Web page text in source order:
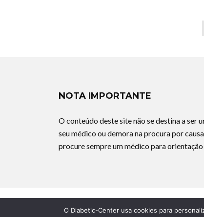
NOTA IMPORTANTE
O conteúdo deste site não se destina a
seu médico ou demora na procura por
procure sempre um médico para
O Diabetic-Center usa cookies para